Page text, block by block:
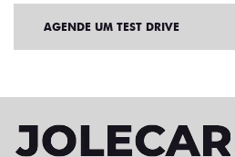
AGENDE UM TEST DRIVE